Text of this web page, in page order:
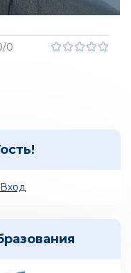
/0
!
Вход